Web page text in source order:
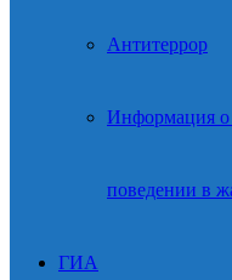
Антитеррор
Информация о
поведении в
ГИА